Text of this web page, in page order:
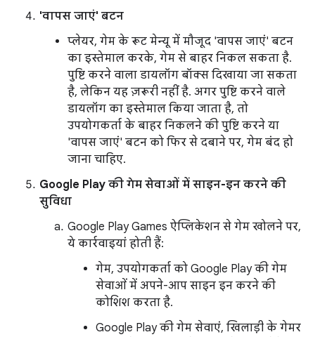
'वापस जाएं' बटन
प्लेयर, गेम के रूट मेन्यू में मौजूद 'वापस जाएं' बटन
का इस्तेमाल करके, गेम से बाहर निकल सकता है.
पुष्टि करने वाला डायलॉग बॉक्स दिखाया जा सकता
है, लेकिन यह ज़रूरी नहीं है. अगर पुष्टि करने वाले
डायलॉग का इस्तेमाल किया जाता है, तो
उपयोगकर्ता के बाहर निकलने की पुष्टि करने या
'वापस जाएं' बटन को फिर से दबाने पर, गेम बंद हो
जाना चाहिए.
Google Play की गेम सेवाओं में साइन-इन करने की
सुविधा
Google Play Games ऐप्लिकेशन से गेम खोलने पर,
ये कार्रवाइयां होती हैं:
गेम, उपयोगकर्ता को Google Play की गेम
सेवाओं में अपने-आप साइन इन करने की
कोशिश करता है.
Google Play की गेम सेवाएं, खिलाड़ी के गेमर